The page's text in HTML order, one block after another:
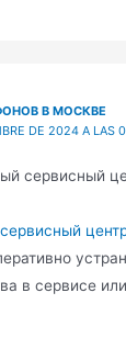
В МОСКВЕ
DE 2024 A LAS
сервисный
сервисный
в сервисе